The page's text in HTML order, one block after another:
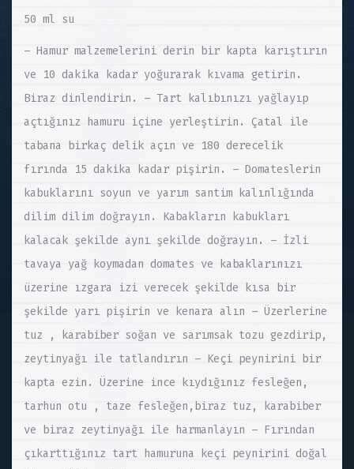
50 ml su
– Hamur malzemelerini derin bir kapta karıştırın
ve 10 dakika kadar yoğurarak kıvama getirin.
Biraz dinlendirin. – Tart kalıbınızı yağlayıp
açtığınız hamuru içine yerleştirin. Çatal ile
tabana birkaç delik açın ve 180 derecelik
fırında 15 dakika kadar pişirin. – Domateslerin
kabuklarını soyun ve yarım santim kalınlığında
dilim dilim doğrayın. Kabakların kabukları
kalacak şekilde aynı şekilde doğrayın. – İzli
tavaya yağ koymadan domates ve kabaklarınızı
üzerine ızgara izi verecek şekilde kısa bir
şekilde yarı pişirin ve kenara alın – Üzerlerine
tuz , karabiber soğan ve sarımsak tozu gezdirip,
zeytinyağı ile tatlandırın – Keçi peynirini bir
kapta ezin. Üzerine ince kıydığınız fesleğen,
tarhun otu , taze fesleğen,biraz tuz, karabiber
ve biraz zeytinyağı ile harmanlayın – Fırından
çıkarttığınız tart hamuruna keçi peynirini doğal